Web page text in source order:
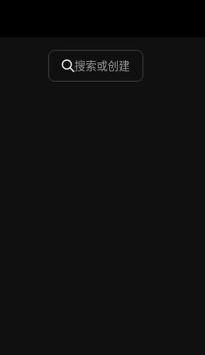
搜索或创建